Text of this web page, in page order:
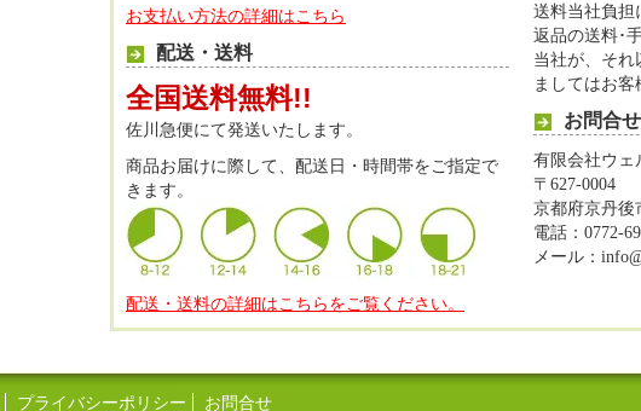
お支払い方法の詳細はこちら
配送・送料
全国送料無料!!
佐川急便にて発送いたします。
商品お届けに際して、配送日・時間帯をご指定で
きます。
配送・送料の詳細はこちらをご覧ください。
送料当社負担
返品の送料･
当社が、そ
ましてはお
お問合せ
有限会社ウェ
〒627-0004
京都府京丹後
電話：0772-
メール：
プライバシーポリシー お問合せ